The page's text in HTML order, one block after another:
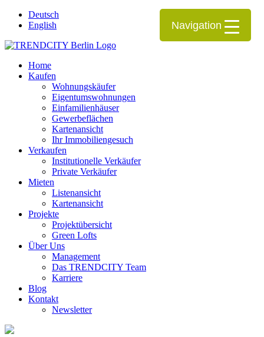
Deutsch
English
Home
Kaufen
Wohnungskäufer
Eigentumswohnungen
Einfamilienhäuser
Gewerbeflächen
Kartenansicht
Ihr Immobiliengesuch
Verkaufen
Institutionelle Verkäufer
Private Verkäufer
Mieten
Listenansicht
Kartenansicht
Projekte
Projektübersicht
Green Lofts
Über Uns
Management
Das TRENDCITY Team
Karriere
Blog
Kontakt
Newsletter
Navigation